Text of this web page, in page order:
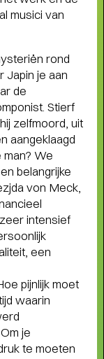
JONG
musici van
rond
Japin je aan
de
Stierf
zelfmoord, uit
aangeklaagd
We
belangrijke
von Meck,
intensief
een
pijnlijk moet
waarin
je
te moeten